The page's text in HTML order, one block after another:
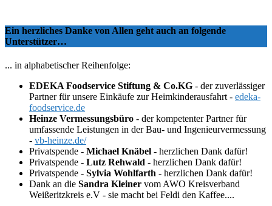
Ein herzliches Danke von Allen geht auch an folgende
Unterstützer…
... in alphabetischer Reihenfolge:
EDEKA Foodservice Stiftung & Co.KG - der zuverlässiger
Partner für unsere Einkäufe zur Heimkinderausfahrt - edeka-
foodservice.de
Heinze Vermessungsbüro - der kompetenter Partner für
umfassende Leistungen in der Bau- und Ingenieurvermessung
- vb-heinze.de/
Privatspende - Michael Knäbel - herzlichen Dank dafür!
Privatspende - Lutz Rehwald - herzlichen Dank dafür!
Privatspende - Sylvia Wohlfarth - herzlichen Dank dafür!
Dank an die Sandra Kleiner vom AWO Kreisverband
Weißeritzkreis e.V - sie macht bei Feldi den Kaffee....